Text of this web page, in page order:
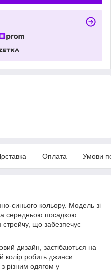
Оплата Умови
синього кольору. Модель зі
середньою посадкою.
стрейчу, що забезпечує
дизайн, застібаються на
колір робить джинси
різним одягом у